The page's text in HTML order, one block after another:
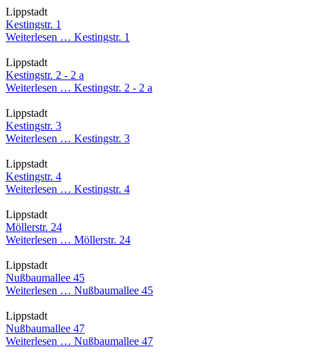
Lippstadt
Kestingstr. 1
Weiterlesen … Kestingstr. 1
Lippstadt
Kestingstr. 2 - 2 a
Weiterlesen … Kestingstr. 2 - 2 a
Lippstadt
Kestingstr. 3
Weiterlesen … Kestingstr. 3
Lippstadt
Kestingstr. 4
Weiterlesen … Kestingstr. 4
Lippstadt
Möllerstr. 24
Weiterlesen … Möllerstr. 24
Lippstadt
Nußbaumallee 45
Weiterlesen … Nußbaumallee 45
Lippstadt
Nußbaumallee 47
Weiterlesen … Nußbaumallee 47